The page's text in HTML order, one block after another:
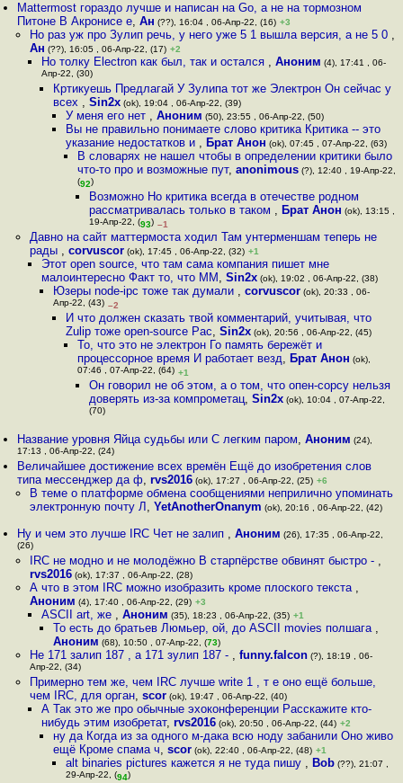
Mattermost гораздо лучше и написан на Go, а не на тормозном
Питоне В Акронисе е,Ан (??), 16:04 , 06-Апр-22, (16) +3
Но раз уж про Зулип речь, у него уже 5 1 вышла версия, а не 5 0 ,
Ан (??), 16:05 , 06-Апр-22, (17) +2
Но толку Electron как был, так и остался , Аноним (4), 17:41 , 06-
Апр-22, (30)
Кртикуешь Предлагай У Зулипа тот же Электрон Он сейчас у
всех ,Sin2x (ok), 19:04 , 06-Апр-22, (39)
У меня его нет , Аноним (50), 23:55 , 06-Апр-22, (50)
Вы не правильно понимаете слово критика Критика -- это
указание недостатков и , Брат Анон (ok), 07:45 , 07-Апр-22, (63)
В словарях не нашел чтобы в определении критики было
что-то про и возможные пут, anonimous(?), 12:40 , 19-Апр-22,
(92)
Возможно Но критика всегда в отечестве родном
рассматривалась только в таком , Брат Анон (ok), 13:15 ,
19-Апр-22, (93) –1
Давно на сайт маттермоста ходил Там унтерменшам теперь не
рады , corvuscor(ok), 17:45 , 06-Апр-22, (32) +1
Этот open source, что там сама компания пишет мне
малоинтересно Факт то, что MM , Sin2x(ok), 19:02 , 06-Апр-22, (38)
Юзеры node-ipc тоже так думали ,corvuscor (ok), 20:33 , 06-
Апр-22, (43) –2
И что должен сказать твой комментарий, учитывая, что
Zulip тоже open-source Рас, Sin2x(ok), 20:56 , 06-Апр-22, (45)
То, что это не электрон Го память бережёт и
процессорное время И работает везд, Брат Анон (ok),
07:46 , 07-Апр-22, (64) +1
Он говорил не об этом, а о том, что опен-сорсу нельзя
доверять из-за компрометац,Sin2x (ok), 10:04 , 07-Апр-22,
(70)
Название уровня Яйца судьбы или С легким паром,Аноним (24),
17:13 , 06-Апр-22, (24)
Величайшее достижение всех времён Ещё до изобретения слов
типа мессенджер да ф,rvs2016 (ok), 17:27 , 06-Апр-22, (25) +6
В теме о платформе обмена сообщениями неприлично упоминать
электронную почту Л , YetAnotherOnanym (ok), 20:16 , 06-Апр-22, (42)
Ну и чем это лучше IRC Чет не залип ,Аноним (26), 17:35 , 06-Апр-22,
(26)
IRC не модно и не молодёжно В старпёрстве обвинят быстро - ,
rvs2016(ok), 17:37 , 06-Апр-22, (28)
А что в этом IRC можно изобразить кроме плоского текста ,
Аноним (4), 17:40 , 06-Апр-22, (29) +3
ASCII art, же , Аноним (35), 18:23 , 06-Апр-22, (35) +1
То есть до братьев Люмьер, ой, до ASCII movies полшага ,
Аноним (68), 10:50 , 07-Апр-22, (73)
Не 171 залип 187 , а 171 зулип 187 - , funny.falcon(?), 18:19 , 06-
Апр-22, (34)
Примерно тем же, чем IRC лучше write 1 , т е оно ещё больше,
чем IRC, для орган, scor(ok), 19:47 , 06-Апр-22, (40)
А Так это же про обычные эхоконференции Расскажите кто-
нибудь этим изобретат, rvs2016(ok), 20:50 , 06-Апр-22, (44) +2
ну да Когда из за одного м-дака всю ноду забанили Оно живо
ещё Кроме спама ч,scor (ok), 22:40 , 06-Апр-22, (48) +1
alt binaries pictures кажется я не туда пишу , Bob(??), 21:07 ,
29-Апр-22, (94)